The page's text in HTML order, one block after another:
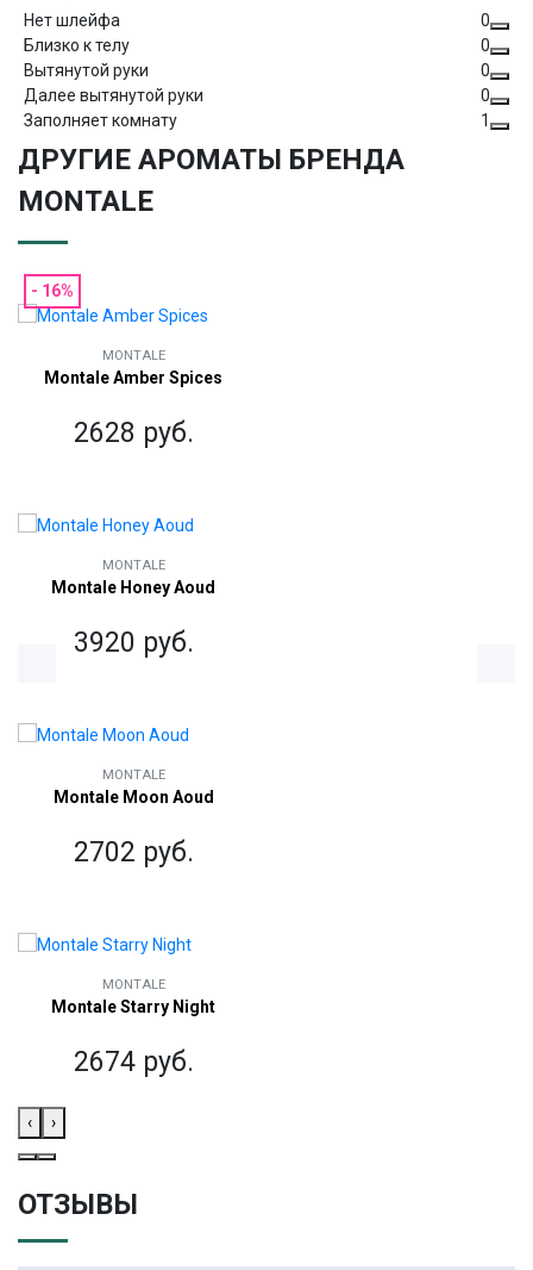
Нет шлейфа
0
Близко к телу
0
Вытянутой руки
0
Далее вытянутой руки
0
Заполняет комнату
1
ДРУГИЕ АРОМАТЫ БРЕНДА
MONTALE
MONTALE
Montale Amber Spices
2628 руб.
- 16%
MONTALE
Montale Honey Aoud
3920 руб.
MONTALE
Montale Moon Aoud
2702 руб.
MONTALE
Montale Starry Night
2674 руб.
‹ ›
ОТЗЫВЫ